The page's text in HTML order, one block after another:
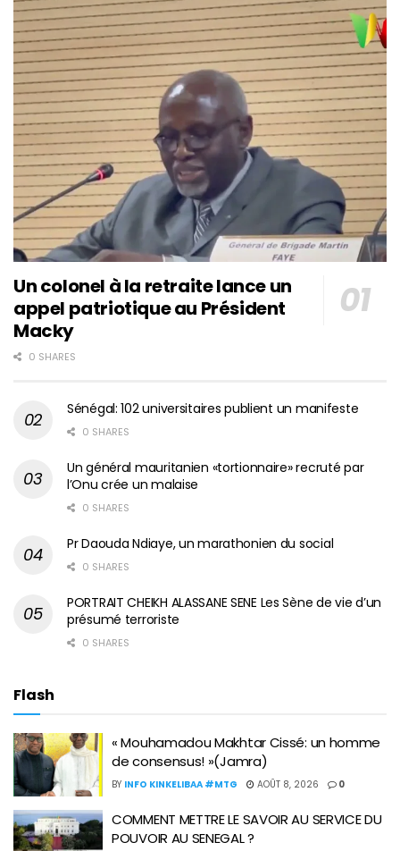
Un colonel à la retraite lance un
appel patriotique au Président
Macky
0 SHARES
Sénégal: 102 universitaires publient un manifeste
0 SHARES
Un général mauritanien «tortionnaire» recruté par
l’Onu crée un malaise
0 SHARES
Pr Daouda Ndiaye, un marathonien du social
0 SHARES
PORTRAIT CHEIKH ALASSANE SENE Les Sène de vie d’un
présumé terroriste
0 SHARES
Flash
« Mouhamadou Makhtar Cissé: un homme
de consensus! »(Jamra)
BY INFO KINKELIBAA #MTG AOÛT 8, 2026 0
COMMENT METTRE LE SAVOIR AU SERVICE DU
POUVOIR AU SENEGAL ?